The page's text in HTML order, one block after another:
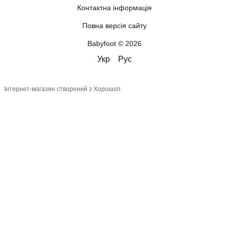
Контактна інформація
Повна версія сайту
Babyfoot © 2026
Укр Рус
Інтернет-магазин створений з Хорошоп